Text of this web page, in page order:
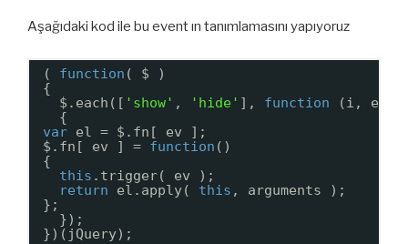
Aşağıdaki kod ile bu event ın tanımlamasını yapıyoruz
( function ( $ )
{
$.each([ 'show' , 'hide' ], function
(i, ev)
{
var el = $.fn[ ev ];
$.fn[ ev ] = function ()
{
this .trigger( ev );
return
el.apply( this , arguments );
};
});
})(jQuery);